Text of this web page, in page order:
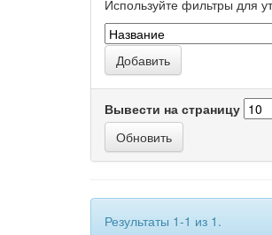
Используйте фильтры для
Вывести на страницу
Результаты 1-1 из 1.